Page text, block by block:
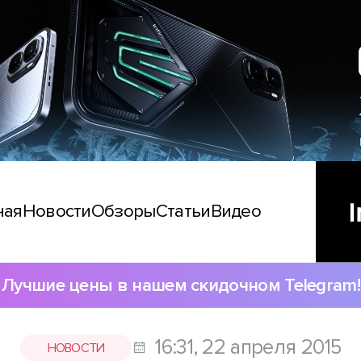
НовостиОбзорыСтатьиВидео
Лучшие цены в нашем скидочном Telegram!
НОВОСТИ 16:31, 22 апреля 2015